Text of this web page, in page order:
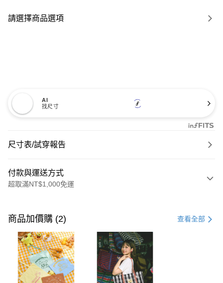
請選擇商品選項
AI
找尺寸
尺寸表/試穿報告
付款與運送方式
超取滿NT$1,000免運
信用卡一次付款
購物金
超商取貨付款
LINE Pay
商品加價購 (2) 查看全部